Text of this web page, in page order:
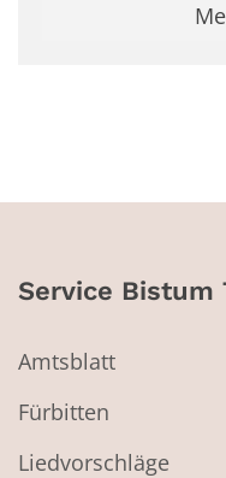
Service Bistum
Amtsblatt
Fürbitten
Liedvorschläge